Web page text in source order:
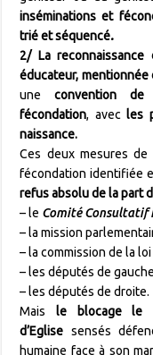
inséminations et
trié et séquencé.
2/ La
éducateur, mentionnée
uneconvention de
fécondation, avecles
naissance.
Ces deux mesures
fécondation identifiée
refus absolu de la part
– le Comité Consultatif
– la mission
– la commission de la
– les députés de gauche
– les députés de droite.
Mais le blocage le
d’Eglise sensés
humaine face à son